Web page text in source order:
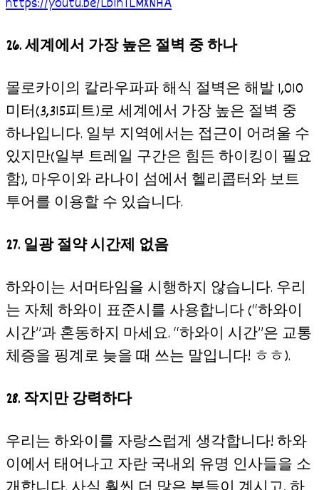
https://youtu.be/Lb1hTLMXNHA
26. 세계에서 가장 높은 절벽 중 하나
몰로카이의 칼라우파파 해식 절벽은 해발 1,010
미터(3,315피트)로 세계에서 가장 높은 절벽 중
하나입니다. 일부 지역에서는 접근이 어려울 수
있지만(일부 트레일 구간은 힘든 하이킹이 필요
함), 마우이와 라나이 섬에서 헬리콥터와 보트
투어를 이용할 수 있습니다.
27. 일광 절약 시간제 없음
하와이는 서머타임을 시행하지 않습니다. 우리
는 자체 하와이 표준시를 사용합니다 (“하와이
시간”과 혼동하지 마세요. “하와이 시간”은 교통
체증을 핑계로 늦을 때 쓰는 말입니다! ㅎㅎ).
28. 작지만 강력하다
우리는 하와이를 자랑스럽게 생각합니다! 하와
이에서 태어나고 자란 국내외 유명 인사들을 소